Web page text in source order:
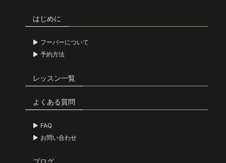
はじめに
フーバーについて
予約方法
レッスン一覧
よくある質問
FAQ
お問い合わせ
ブログ